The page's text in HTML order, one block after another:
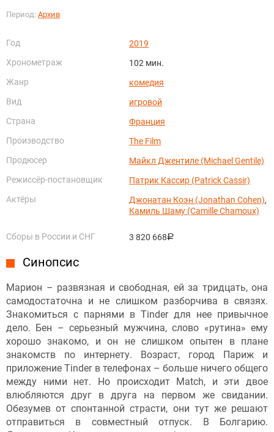
Период: Архив
Год
2019
Хронометраж
102 мин.
Жанр
комедия
Вид
игровой
Страна
Франция
Производство
The Film
Продюсер
Майкл Джентиле (Michael Gentile)
Режиссёр-постановщик
Патрик Кассир (Patrick Cassir)
Актёры
Джонатан Коэн (Jonathan Cohen),
Камиль Шаму (Camille Chamoux)
Сборы в России и СНГ 3 820 668руб.
Синопсис
Марион – развязная и свободная, ей за тридцать, она
самодостаточна и не слишком разборчива в связях.
Знакомиться с парнями в Tinder для нее привычное
дело. Бен – серьезный мужчина, слово «рутина» ему
хорошо знакомо, и он не слишком опытен в плане
знакомств по интернету. Возраст, город Париж и
приложение Tinder в телефонах – больше ничего общего
между ними нет. Но происходит Match, и эти двое
влюбляются друг в друга на первом же свидании.
Обезумев от спонтанной страсти, они тут же решают
отправиться в совместный отпуск. В Болгарию.